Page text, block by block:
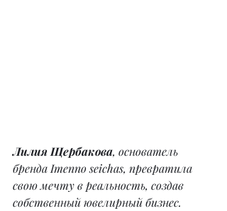
Лилия Щербакова, основатель
бренда Imenno seichas, превратила
свою мечту в реальность, создав
собственный ювелирный бизнес.